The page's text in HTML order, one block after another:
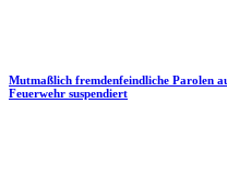
Mutmaßlich fremdenfeindliche Parolen
Feuerwehr suspendiert